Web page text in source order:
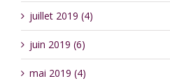
juillet 2019 (4)
juin 2019 (6)
mai 2019 (4)